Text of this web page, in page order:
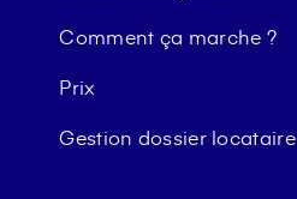
Comment ça marche ?
Prix
Gestion dossier locataire